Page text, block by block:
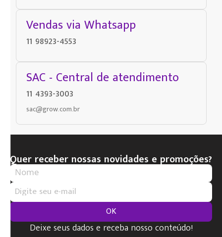
Vendas via Whatsapp
11 98923-4553
SAC - Central de atendimento
11 4393-3003
sac@grow.com.br
Quer receber nossas novidades e promoções?
OK
Deixe seus dados e receba nosso conteúdo!